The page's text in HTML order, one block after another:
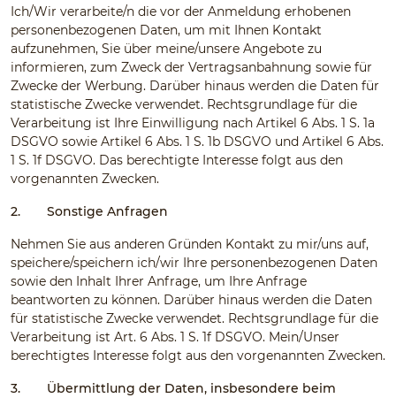
Ich/Wir verarbeite/n die vor der Anmeldung erhobenen
personenbezogenen Daten, um mit Ihnen Kontakt
aufzunehmen, Sie über meine/unsere Angebote zu
informieren, zum Zweck der Vertragsanbahnung sowie für
Zwecke der Werbung. Darüber hinaus werden die Daten für
statistische Zwecke verwendet. Rechtsgrundlage für die
Verarbeitung ist Ihre Einwilligung nach Artikel 6 Abs. 1 S. 1a
DSGVO sowie Artikel 6 Abs. 1 S. 1b DSGVO und Artikel 6 Abs.
1 S. 1f DSGVO. Das berechtigte Interesse folgt aus den
vorgenannten Zwecken.
2. Sonstige Anfragen
Nehmen Sie aus anderen Gründen Kontakt zu mir/uns auf,
speichere/speichern ich/wir Ihre personenbezogenen Daten
sowie den Inhalt Ihrer Anfrage, um Ihre Anfrage
beantworten zu können. Darüber hinaus werden die Daten
für statistische Zwecke verwendet. Rechtsgrundlage für die
Verarbeitung ist Art. 6 Abs. 1 S. 1f DSGVO. Mein/Unser
berechtigtes Interesse folgt aus den vorgenannten Zwecken.
3.
Übermittlung der Daten, insbesondere beim